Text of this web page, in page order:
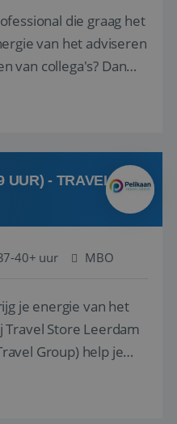
die graag het
van het adviseren
van collega's? Dan
Group) zoeken
UUR) - TRAVEL
40+ uur MBO
je energie van het
Group) help je
elke reis een